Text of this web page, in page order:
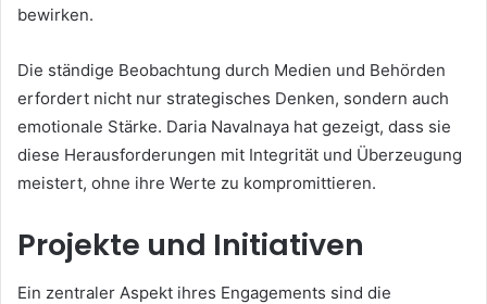
bewirken.
Die ständige Beobachtung durch Medien und Behörden
erfordert nicht nur strategisches Denken, sondern auch
emotionale Stärke. Daria Navalnaya hat gezeigt, dass sie
diese Herausforderungen mit Integrität und Überzeugung
meistert, ohne ihre Werte zu kompromittieren.
Projekte und Initiativen
Ein zentraler Aspekt ihres Engagements sind die